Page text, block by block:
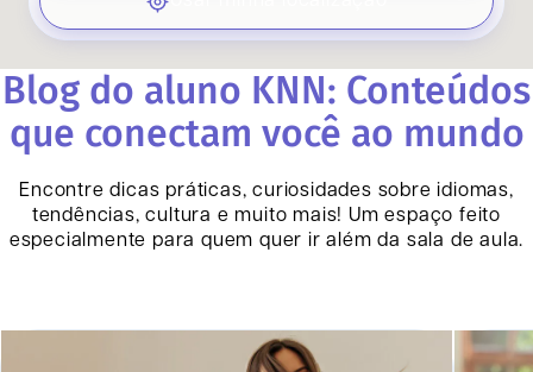
Blog do aluno KNN: Conteúdos
que conectam você ao mundo
Encontre dicas práticas, curiosidades sobre idiomas,
tendências, cultura e muito mais! Um espaço feito
especialmente para quem quer ir além da sala de aula.